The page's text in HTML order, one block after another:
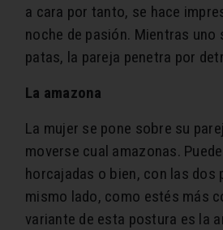
a cara por tanto, se hace
noche de pasión. Mientras uno
patas, la pareja penetra por
La amazona
La mujer se pone sobre su
moverse cual amazonas.
horcajadas o bien, con las dos
mismo lado, como estés más
variante de esta postura es la